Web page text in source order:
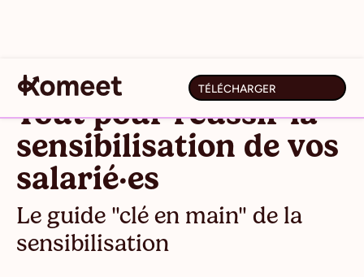
TÉLÉCHARGER
Tout pour réussir la
sensibilisation de vos
salarié·es
Le guide "clé en main" de la
sensibilisation